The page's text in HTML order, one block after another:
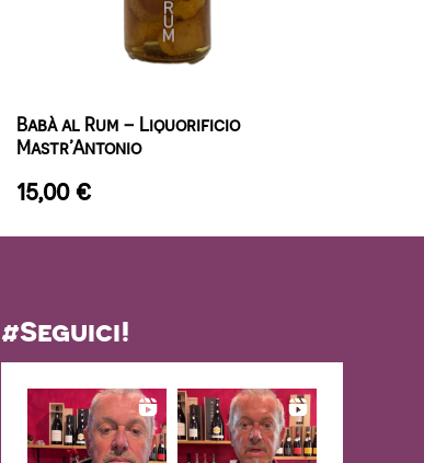
Babà al Rum – Liquorificio
Mastr’Antonio
15,00€
#Seguici!